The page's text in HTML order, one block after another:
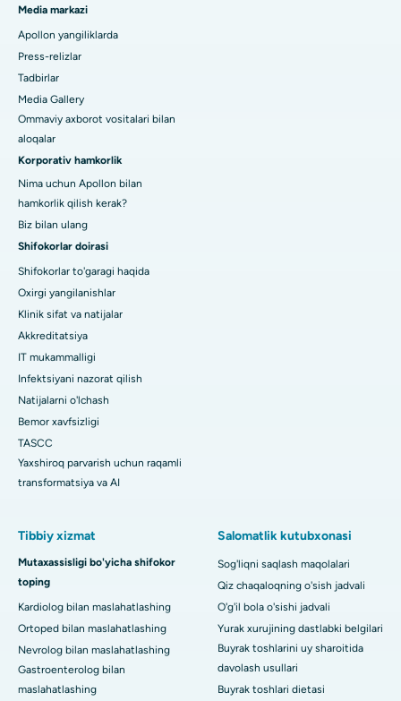
Media markazi
Apollon yangiliklarda
Press-relizlar
Tadbirlar
Media Gallery
Ommaviy axborot vositalari bilan
aloqalar
Korporativ hamkorlik
Nima uchun Apollon bilan
hamkorlik qilish kerak?
Biz bilan ulang
Shifokorlar doirasi
Shifokorlar to'garagi haqida
Oxirgi yangilanishlar
Klinik sifat va natijalar
Akkreditatsiya
IT mukammalligi
Infektsiyani nazorat qilish
Natijalarni o'lchash
Bemor xavfsizligi
TASCC
Yaxshiroq parvarish uchun raqamli
transformatsiya va AI
Tibbiy xizmat
Mutaxassisligi bo'yicha shifokor
toping
Kardiolog bilan maslahatlashing
Ortoped bilan maslahatlashing
Nevrolog bilan maslahatlashing
Gastroenterolog bilan
maslahatlashing
Salomatlik kutubxonasi
Sog'liqni saqlash maqolalari
Qiz chaqaloqning o'sish jadvali
O'g'il bola o'sishi jadvali
Yurak xurujining dastlabki belgilari
Buyrak toshlarini uy sharoitida
davolash usullari
Buyrak toshlari dietasi